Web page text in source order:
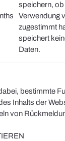
speichern,
Verwendung
zugestimmt
speichert
Daten.
bestimmte
Inhalts der
von